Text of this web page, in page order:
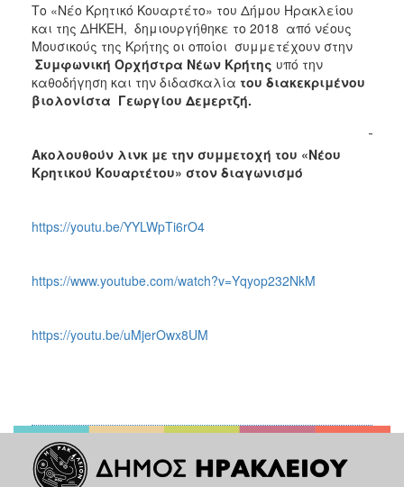
Το «Νέο Κρητικό Κουαρτέτο» του Δήμου Ηρακλείου
και της ΔΗΚΕΗ, δημιουργήθηκε το 2018 από νέους
Μουσικούς της Κρήτης οι οποίοι συμμετέχουν στην
Συμφωνική Ορχήστρα Νέων Κρήτης υπό την
καθοδήγηση και την διδασκαλία του διακεκριμένου
βιολονίστα Γεωργίου Δεμερτζή.
Ακολουθούν λινκ με την συμμετοχή του «Νέου
Κρητικού Κουαρτέτου» στον διαγωνισμό
https://youtu.be/YYLWpTi6rO4
https://www.youtube.com/watch?v=Yqyop232NkM
https://youtu.be/uMjerOwx8UM